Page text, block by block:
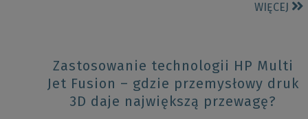
WIĘCEJ
Zastosowanie technologii HP Multi
Jet Fusion – gdzie przemysłowy druk
3D daje największą przewagę?